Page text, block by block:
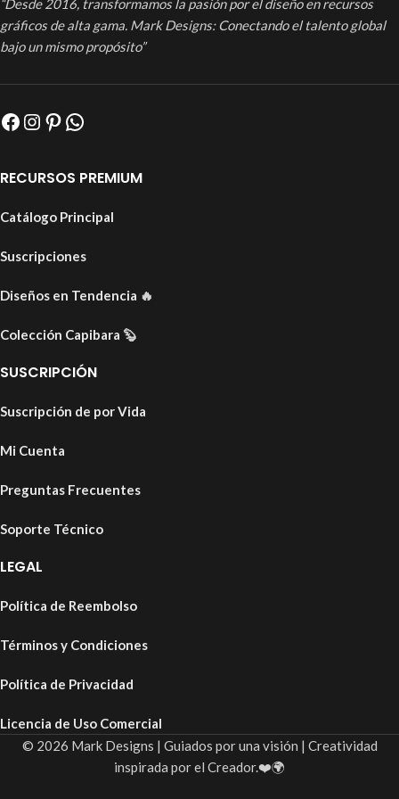
“Desde 2016, transformamos la pasión por el diseño en recursos
gráficos de alta gama. Mark Designs: Conectando el talento global
bajo un mismo propósito”
RECURSOS PREMIUM
Catálogo Principal
Suscripciones
Diseños en Tendencia 🔥
Colección Capibara 🦫
SUSCRIPCIÓN
Suscripción de por Vida
Mi Cuenta
Preguntas Frecuentes
Soporte Técnico
LEGAL
Política de Reembolso
Términos y Condiciones
Política de Privacidad
Licencia de Uso Comercial
© 2026 Mark Designs | Guiados por una visión | Creatividad
inspirada por el Creador.❤️🌍